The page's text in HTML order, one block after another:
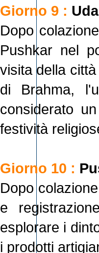
Giorno 9 :
Dopo
Pushkar nel
visita della
di Brahma,
considerato
festività
Giorno 10 :
Dopo
e
esplorare i
i prodotti